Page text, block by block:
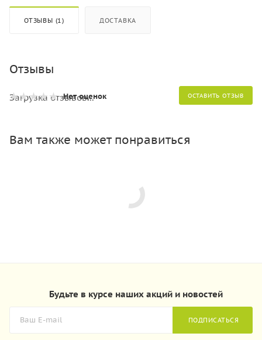
ОТЗЫВЫ (1) ДОСТАВКА
Отзывы
Нет оценок ОСТАВИТЬ ОТЗЫВ
Загрузка отзывов...
Вам также может понравиться
Будьте в курсе наших акций и новостей
ПОДПИСАТЬСЯ